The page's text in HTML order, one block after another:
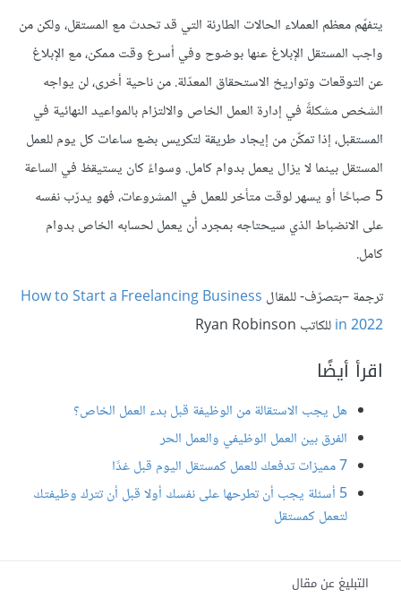
يتفهّم معظم العملاء الحالات الطارئة التي قد تحدث مع المستقل، ولكن من
واجب المستقل الإبلاغ عنها بوضوح وفي أسرع وقت ممكن، مع الإبلاغ
عن التوقعات وتواريخ الاستحقاق المعدّلة. من ناحية أخرى، لن يواجه
الشخص مشكلةً في إدارة العمل الخاص والالتزام بالمواعيد النهائية في
المستقبل، إذا تمكّن من إيجاد طريقة لتكريس بضع ساعات كل يوم للعمل
المستقل بينما لا يزال يعمل بدوام كامل. وسواءً كان يستيقظ في الساعة
5 صباحًا أو يسهر لوقت متأخر للعمل في المشروعات، فهو يدرّب نفسه
على الانضباط الذي سيحتاجه بمجرد أن يعمل لحسابه الخاص بدوام
كامل.
ترجمة –بتصرّف- للمقال How to Start a Freelancing Business
in 2022للكاتب Ryan Robinson
اقرأ أيضًا
هل يجب الاستقالة من الوظيفة قبل بدء العمل الخاص؟
الفرق بين العمل الوظيفي والعمل الحر
7 مميزات تدفعك للعمل كمستقل اليوم قبل غدًا
5 أسئلة يجب أن تطرحها على نفسك أولا قبل أن تترك وظيفتك
لتعمل كمستقل
التبليغ عن مقال